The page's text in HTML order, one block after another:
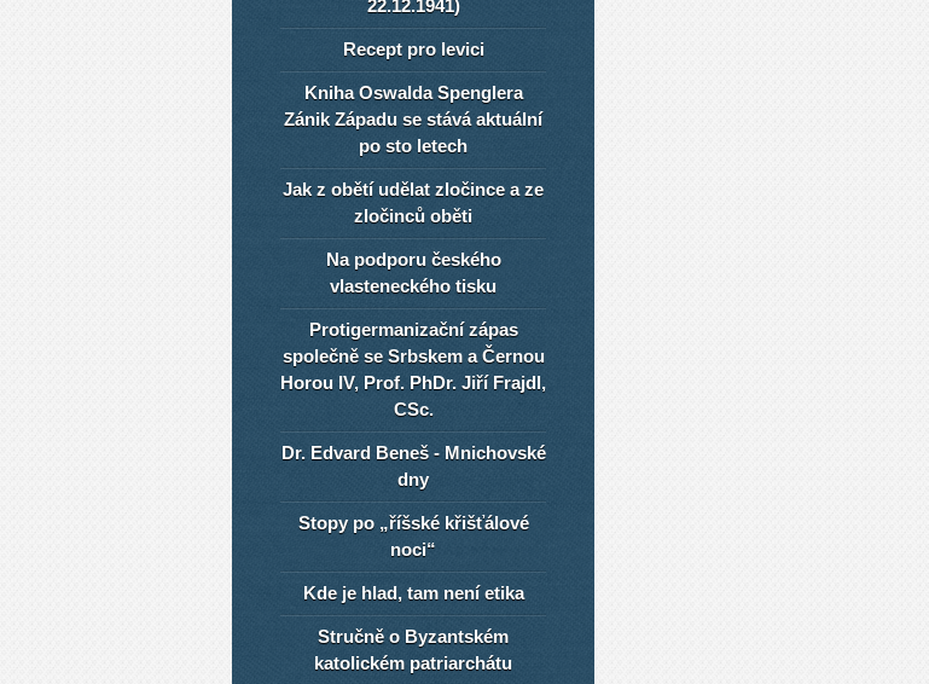
22.12.1941)
Recept pro levici
Kniha Oswalda Spenglera
Zánik Západu se stává aktuální
po sto letech
Jak z obětí udělat zločince a ze
zločinců oběti
Na podporu českého
vlasteneckého tisku
Protigermanizační zápas
společně se Srbskem a Černou
Horou IV, Prof. PhDr. Jiří Frajdl,
CSc.
Dr. Edvard Beneš - Mnichovské
dny
Stopy po „říšské křišťálové
noci“
Kde je hlad, tam není etika
Stručně o Byzantském
katolickém patriarchátu